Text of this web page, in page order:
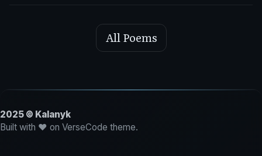
All Poems
2025 © Kalanyk
Built with ♥ on VerseCode theme.